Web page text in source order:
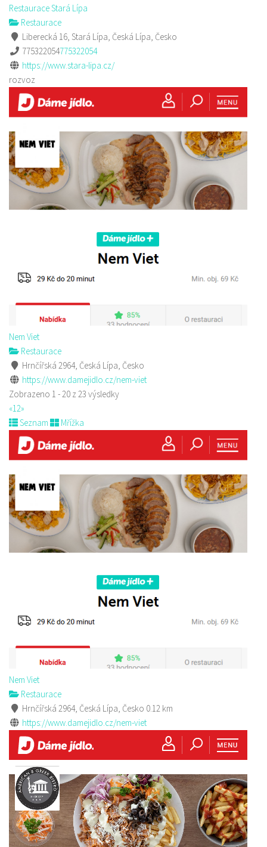
Restaurace Stará Lípa
Restaurace
Liberecká 16, Stará Lípa, Česká Lípa, Česko
775322054775322054
https://www.stara-lipa.cz/
rozvoz
Nem Viet
Restaurace
Hrnčířská 2964, Česká Lípa, Česko
https://www.damejidlo.cz/nem-viet
Zobrazeno 1 - 20 z 23 výsledky
«12»
Seznam
Mřížka
Nem Viet
Restaurace
Hrnčířská 2964, Česká Lípa, Česko 0.12 km
https://www.damejidlo.cz/nem-viet